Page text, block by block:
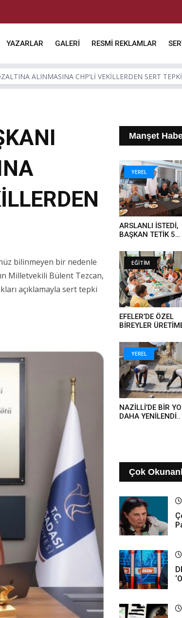
YAZARLAR GALERİ RESMİ REKLAMLAR
ALINMASINA CHP’Lİ VEKİLLERDEN SERT TEPKİ
bilinmeyen bir nedenle
Milletvekili Bülent Tezcan,
açıklamayla sert tepki
Manşet
YEREL
ARSLANLI İSTEDİ,
BAŞKAN TETİK 5
EĞİTİM
EFELER’DE ÖZEL
BİREYLER
YEREL
NAZİLLİ’DE BİR
DAHA YENİLENDİ..
Çok